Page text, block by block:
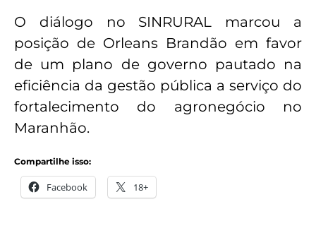
O diálogo no SINRURAL marcou a
posição de Orleans Brandão em favor
de um plano de governo pautado na
eficiência da gestão pública a serviço do
fortalecimento do agronegócio no
Maranhão.
Compartilhe isso:
Facebook 18+